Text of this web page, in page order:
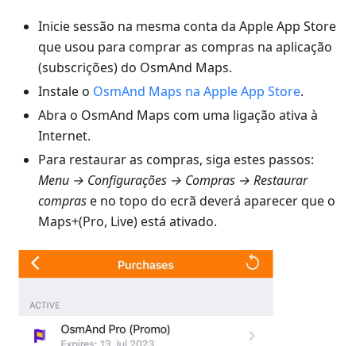
Inicie sessão na mesma conta da Apple App Store
que usou para comprar as compras na aplicação
(subscrições) do OsmAnd Maps.
Instale o OsmAnd Maps na Apple App Store.
Abra o OsmAnd Maps com uma ligação ativa à
Internet.
Para restaurar as compras, siga estes passos:
Menu → Configurações → Compras → Restaurar
comprase no topo do ecrã deverá aparecer que o
Maps+(Pro, Live) está ativado.